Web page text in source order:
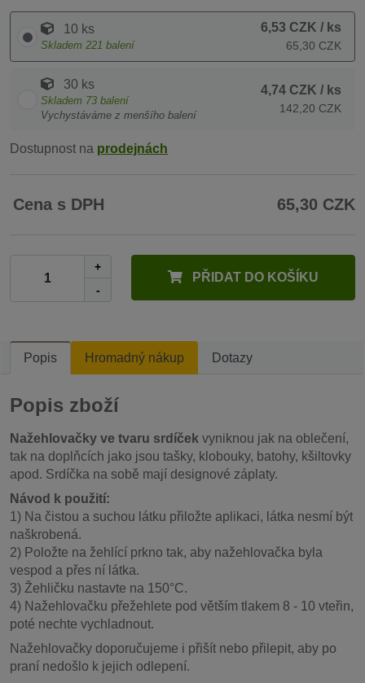
10 ks
Skladem 221 balení
6,53 CZK / ks
65,30 CZK
30 ks
Skladem 73 balení
Vychystáváme z menšího balení
4,74 CZK / ks
142,20 CZK
Dostupnost na prodejnách
Cena s DPH 65,30 CZK
+
-
PŘIDAT DO KOŠÍKU
Popis Hromadný nákup Dotazy
Popis zboží
Nažehlovačky ve tvaru srdíček vyniknou jak na oblečení,
tak na doplňcích jako jsou tašky, klobouky, batohy, kšiltovky
apod. Srdíčka na sobě mají designové záplaty.
Návod k použití:
1) Na čistou a suchou látku přiložte aplikaci, látka nesmí být
naškrobená.
2) Položte na žehlící prkno tak, aby nažehlovačka byla
vespod a přes ní látka.
3) Žehličku nastavte na 150°C.
4) Nažehlovačku přežehlete pod větším tlakem 8 - 10 vteřin,
poté nechte vychladnout.
Nažehlovačky doporučujeme i přišít nebo přilepit, aby po
praní nedošlo k jejich odlepení.